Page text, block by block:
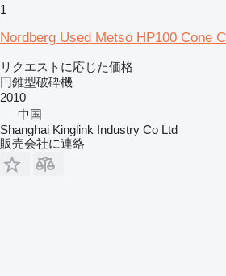
1
Nordberg Used Metso HP100 Cone
リクエストに応じた価格
円錐型破砕機
2010
中国
Shanghai Kinglink Industry Co Ltd
販売会社に連絡